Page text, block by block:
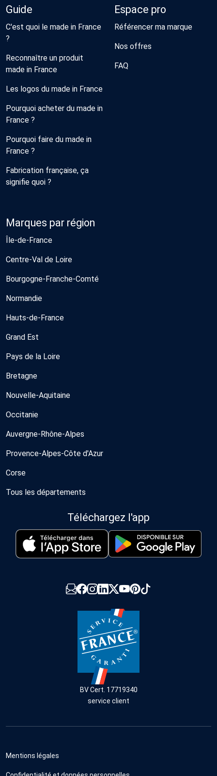
Guide
C'est quoi le made in France
?
Reconnaître un produit
made in France
Les logos du made in France
Pourquoi acheter du made in
France ?
Pourquoi faire du made in
France ?
Fabrication française, ça
signifie quoi ?
Espace pro
Référencer ma marque
Nos offres
FAQ
Marques par région
Île-de-France
Centre-Val de Loire
Bourgogne-Franche-Comté
Normandie
Hauts-de-France
Grand Est
Pays de la Loire
Bretagne
Nouvelle-Aquitaine
Occitanie
Auvergne-Rhône-Alpes
Provence-Alpes-Côte d'Azur
Corse
Tous les départements
Téléchargez l'app
BV Cert. 17719340
service client
Mentions légales